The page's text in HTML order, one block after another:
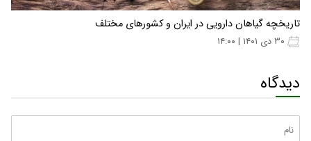
تاریخچه گیاهان دارویی در ایران و کشورهای مختلف
دیدگاه